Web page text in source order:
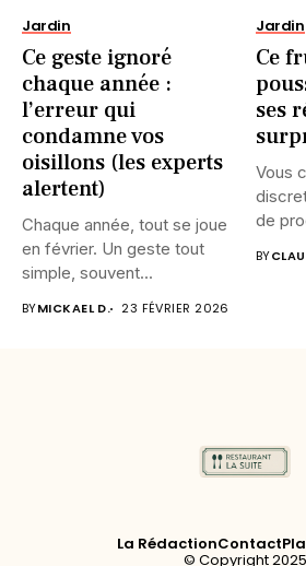
Jardin
Ce geste ignoré
chaque année :
l’erreur qui
condamne vos
oisillons (les experts
alertent)
Chaque année, tout se joue
en février. Un geste tout
simple, souvent...
BYMICKAEL D. 23 FÉVRIER 2026
Jardin
Ce
ses
Vous
de
BY
La RédactionContact
© Copyright 2025